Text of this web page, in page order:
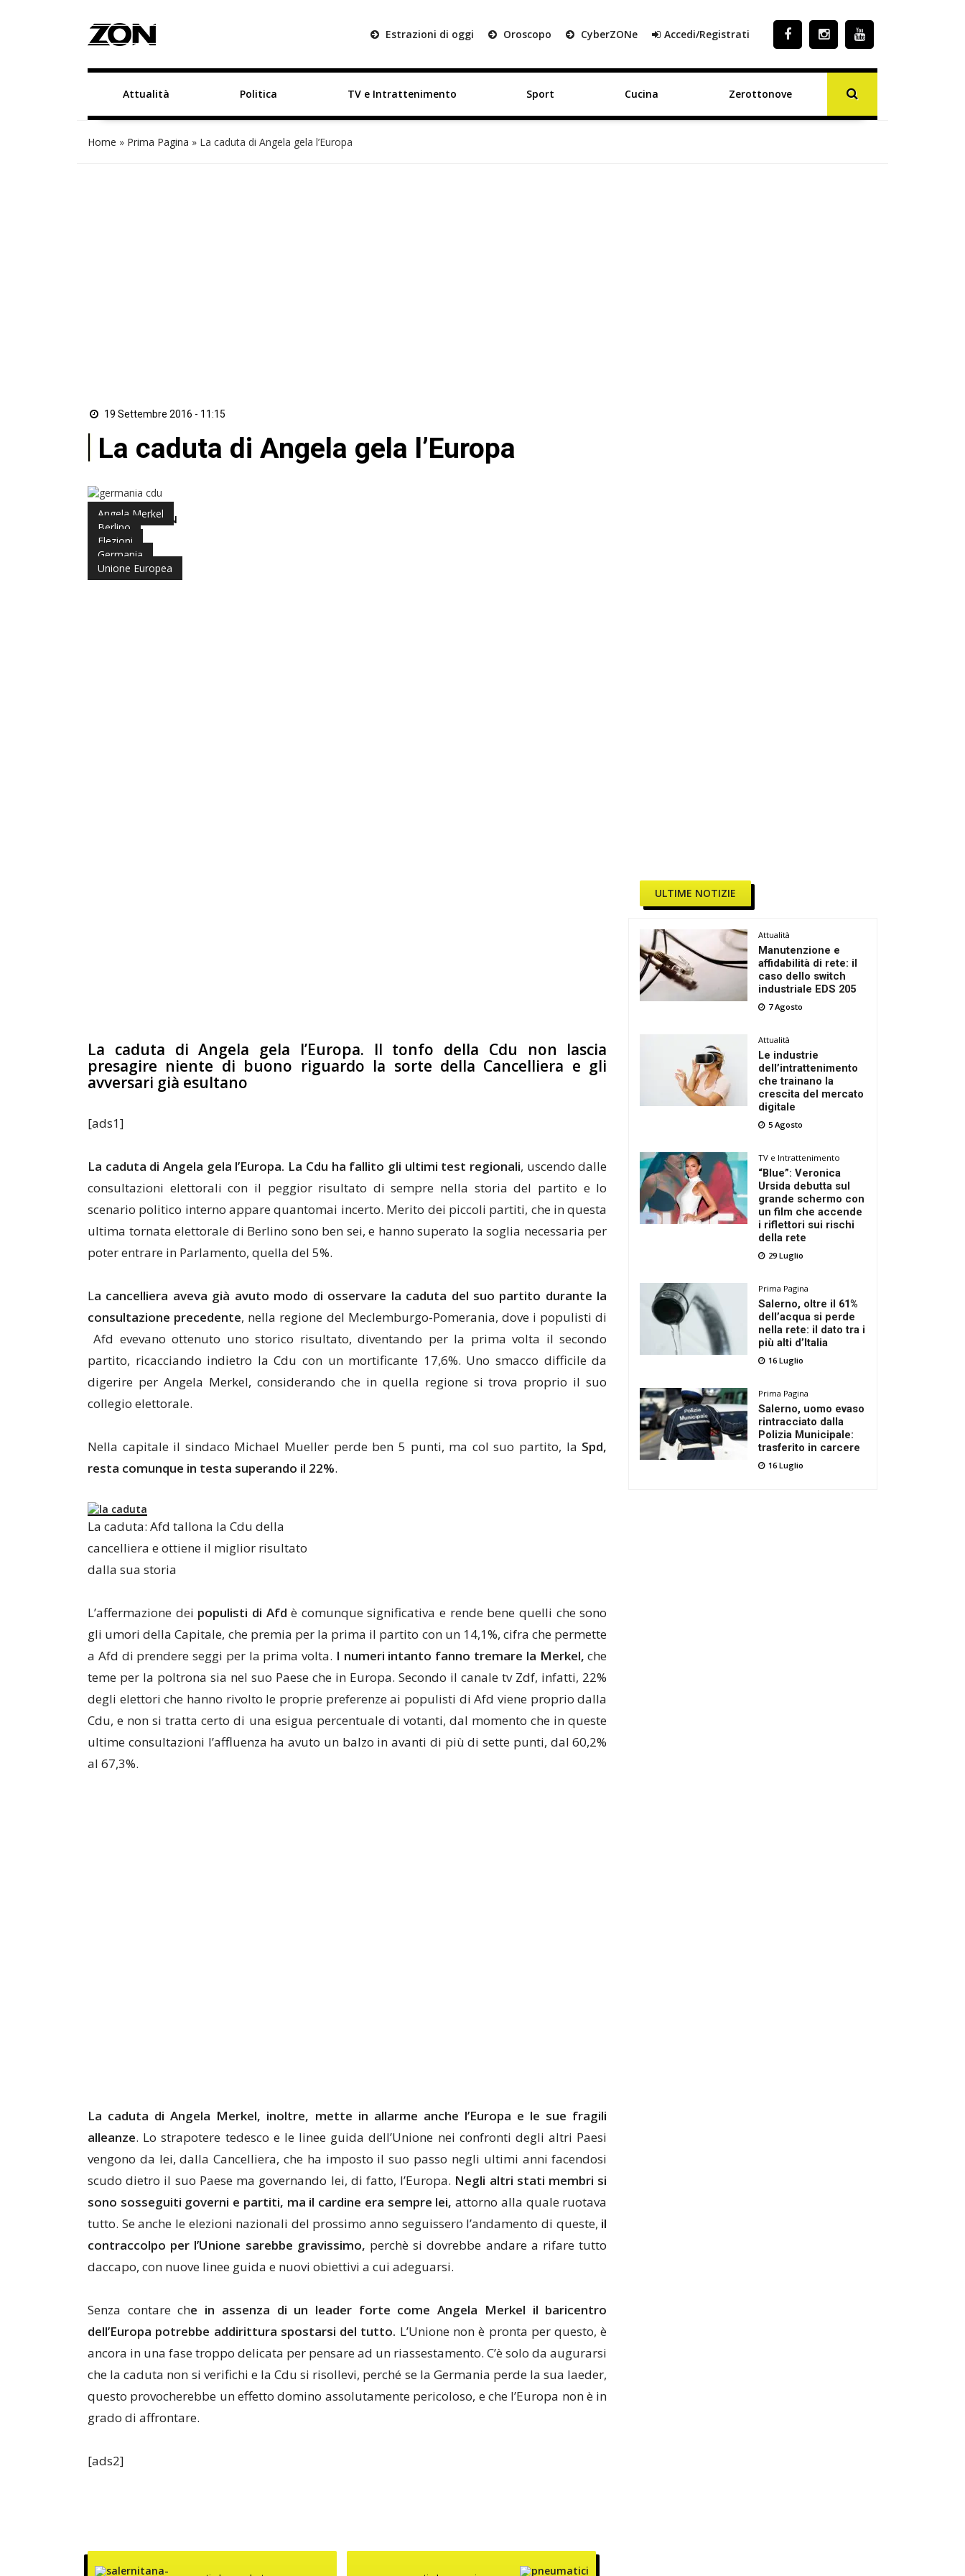
Estrazioni di oggi Oroscopo CyberZONe Accedi/Registrati
Attualità Politica TV e Intrattenimento Sport Cucina Zerottonove
Home » Prima Pagina » La caduta di Angela gela l’Europa
19 Settembre 2016 - 11:15
La caduta di Angela gela l’Europa
Angela Merkel
Berlino
Elezioni
Germania
Unione Europea
di Redazione ZON
La caduta di Angela gela l’Europa. Il tonfo della Cdu non lascia
presagire niente di buono riguardo la sorte della Cancelliera e gli
avversari già esultano
[ads1]
La caduta di Angela gela l’Europa. La Cdu ha fallito gli ultimi test regionali, uscendo dalle
consultazioni elettorali con il peggior risultato di sempre nella storia del partito e lo
scenario politico interno appare quantomai incerto. Merito dei piccoli partiti, che in questa
ultima tornata elettorale di Berlino sono ben sei, e hanno superato la soglia necessaria per
poter entrare in Parlamento, quella del 5%.
La cancelliera aveva già avuto modo di osservare la caduta del suo partito durante la
consultazione precedente, nella regione del Meclemburgo-Pomerania, dove i populisti di
Afd evevano ottenuto uno storico risultato, diventando per la prima volta il secondo
partito, ricacciando indietro la Cdu con un mortificante 17,6%. Uno smacco difficile da
digerire per Angela Merkel, considerando che in quella regione si trova proprio il suo
collegio elettorale.
Nella capitale il sindaco Michael Mueller perde ben 5 punti, ma col suo partito, la Spd,
resta comunque in testa superando il 22%.
La caduta: Afd tallona la Cdu della
cancelliera e ottiene il miglior risultato
dalla sua storia
L’affermazione dei populisti di Afd è comunque significativa e rende bene quelli che sono
gli umori della Capitale, che premia per la prima il partito con un 14,1%, cifra che permette
a Afd di prendere seggi per la prima volta. I numeri intanto fanno tremare la Merkel, che
teme per la poltrona sia nel suo Paese che in Europa. Secondo il canale tv Zdf, infatti, 22%
degli elettori che hanno rivolto le proprie preferenze ai populisti di Afd viene proprio dalla
Cdu, e non si tratta certo di una esigua percentuale di votanti, dal momento che in queste
ultime consultazioni l’affluenza ha avuto un balzo in avanti di più di sette punti, dal 60,2%
al 67,3%.
La caduta di Angela Merkel, inoltre, mette in allarme anche l’Europa e le sue fragili
alleanze. Lo strapotere tedesco e le linee guida dell’Unione nei confronti degli altri Paesi
vengono da lei, dalla Cancelliera, che ha imposto il suo passo negli ultimi anni facendosi
scudo dietro il suo Paese ma governando lei, di fatto, l’Europa. Negli altri stati membri si
sono sosseguiti governi e partiti, ma il cardine era sempre lei, attorno alla quale ruotava
tutto. Se anche le elezioni nazionali del prossimo anno seguissero l’andamento di queste, il
contraccolpo per l’Unione sarebbe gravissimo, perchè si dovrebbe andare a rifare tutto
daccapo, con nuove linee guida e nuovi obiettivi a cui adeguarsi.
Senza contare che in assenza di un leader forte come Angela Merkel il baricentro
dell’Europa potrebbe addirittura spostarsi del tutto. L’Unione non è pronta per questo, è
ancora in una fase troppo delicata per pensare ad un riassestamento. C’è solo da augurarsi
che la caduta non si verifichi e la Cdu si risollevi, perché se la Germania perde la sua laeder,
questo provocherebbe un effetto domino assolutamente pericoloso, e che l’Europa non è in
grado di affrontare.
[ads2]
ULTIME NOTIZIE
Attualità
Manutenzione e
affidabilità di rete: il
caso dello switch
industriale EDS 205
7 Agosto
Attualità
Le industrie
dell’intrattenimento
che trainano la
crescita del mercato
digitale
5 Agosto
TV e Intrattenimento
“Blue”: Veronica
Ursida debutta sul
grande schermo con
un film che accende
i riflettori sui rischi
della rete
29 Luglio
Prima Pagina
Salerno, oltre il 61%
dell’acqua si perde
nella rete: il dato tra i
più alti d’Italia
16 Luglio
Prima Pagina
Salerno, uomo evaso
rintracciato dalla
Polizia Municipale:
trasferito in carcere
16 Luglio